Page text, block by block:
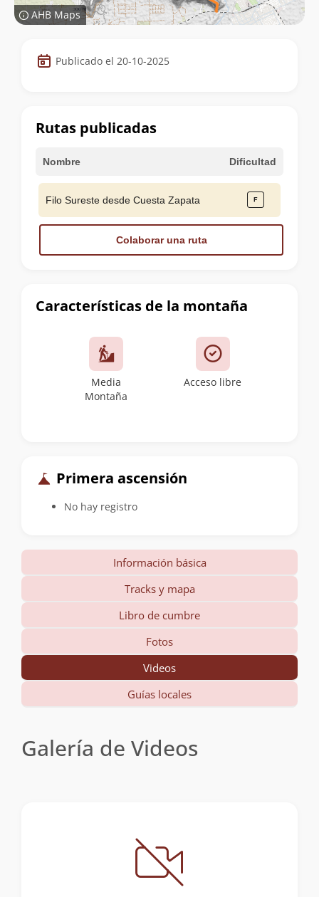
AHB Maps
Datos
de
cumbre
Publicado el 20-10-2025
Características de la montaña
Media
Montaña
Acceso libre
Primera ascensión
No hay registro
Rutas publicadas
Nombre Dificultad
Filo Sureste desde Cuesta Zapata
Colaborar una ruta
Información básica
Tracks y mapa
Libro de cumbre
Fotos
Videos
Guías locales
Galería de Videos